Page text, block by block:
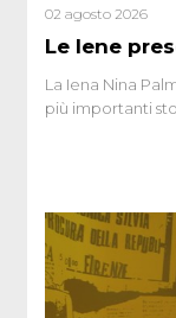
Le Iene
02 agosto 2026
La Iena Nina
più importanti